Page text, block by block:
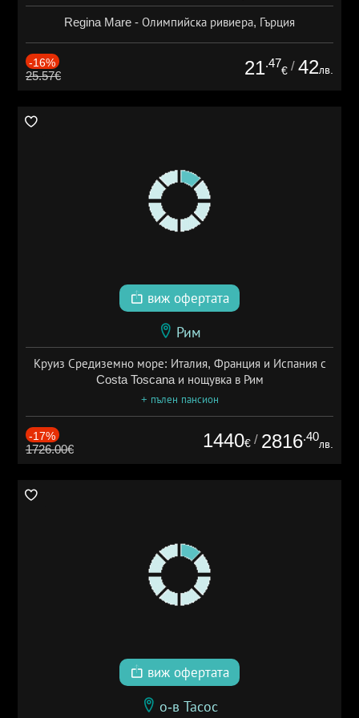
Regina Mare - Олимпийска ривиера, Гърция
-16%
25.57€ 21.47
€ / 42лв.
виж офертата
Рим
Круиз Средиземно море: Италия, Франция и Испания с
Costa Toscana и нощувка в Рим
+ пълен пансион
-17%
1726.00€ 1440€ / 2816.40
лв.
виж офертата
о-в Тасос